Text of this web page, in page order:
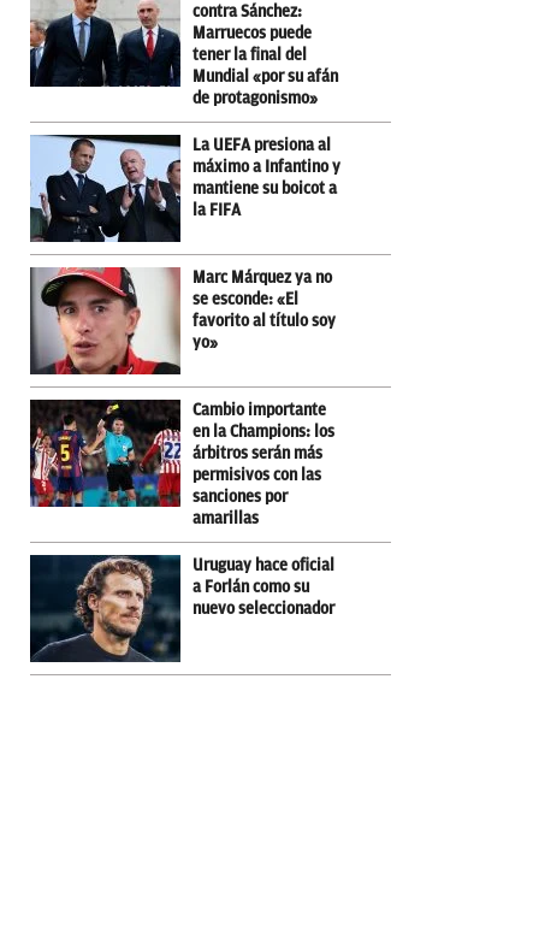
contra Sánchez:
Marruecos puede
tener la final del
Mundial «por su afán
de protagonismo»
La UEFA presiona al
máximo a Infantino y
mantiene su boicot a
la FIFA
Marc Márquez ya no
se esconde: «El
favorito al título soy
yo»
Cambio importante
en la Champions: los
árbitros serán más
permisivos con las
sanciones por
amarillas
Uruguay hace oficial
a Forlán como su
nuevo seleccionador